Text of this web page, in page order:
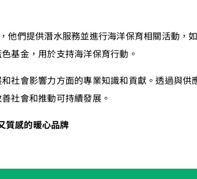
他們提供潛水服務並進行海洋保育相關活動，
基金，用於支持海洋保育行動。
社會影響力方面的專業知識和貢獻。透過與供
社會和推動可持續發展。
質感的暖心品牌